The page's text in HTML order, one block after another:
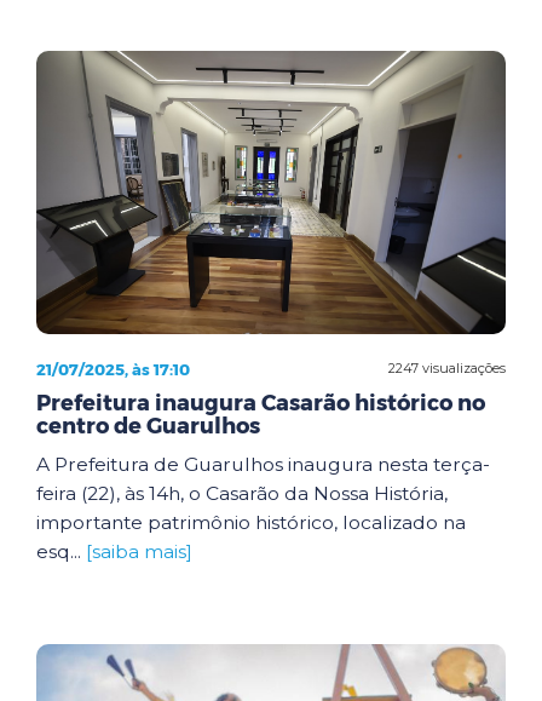
2247 visualizações
21/07/2025, às 17:10
Prefeitura inaugura Casarão histórico no
centro de Guarulhos
A Prefeitura de Guarulhos inaugura nesta terça-
feira (22), às 14h, o Casarão da Nossa História,
importante patrimônio histórico, localizado na
esq... [saiba mais]